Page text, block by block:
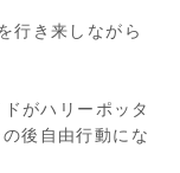
行き来しながら
がハリーポッタ
後自由行動にな